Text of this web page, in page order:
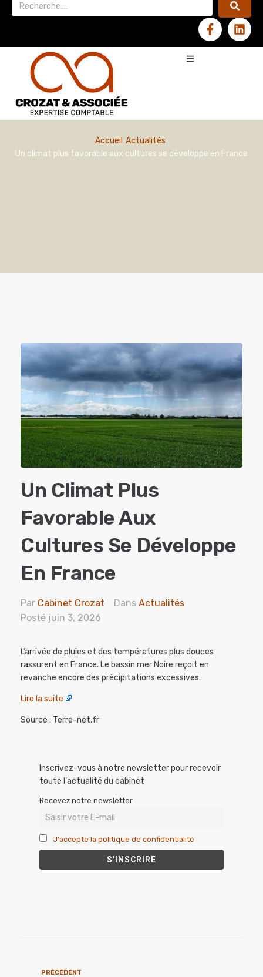
Accueil Actualités
Un climat plus favorable aux cultures se développe en France
Un Climat Plus
Favorable Aux
Cultures Se Développe
En France
Par Cabinet Crozat Dans Actualités
Posté juin 3, 2026
L’arrivée de pluies et des températures plus douces
rassurent en France. Le bassin mer Noire reçoit en
revanche encore des précipitations excessives.
Lire la suite
Source : Terre-net.fr
Inscrivez-vous à notre newsletter pour recevoir
toute l'actualité du cabinet
Recevez notre newsletter
J'accepte la politique de confidentialité
PRÉCÉDENT